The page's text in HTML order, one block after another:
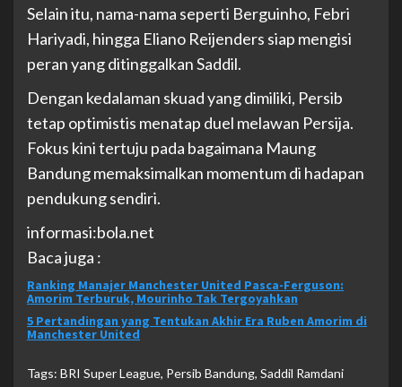
Selain itu, nama-nama seperti Berguinho, Febri
Hariyadi, hingga Eliano Reijenders siap mengisi
peran yang ditinggalkan Saddil.
Dengan kedalaman skuad yang dimiliki, Persib
tetap optimistis menatap duel melawan Persija.
Fokus kini tertuju pada bagaimana Maung
Bandung memaksimalkan momentum di hadapan
pendukung sendiri.
informasi:bola.net
Baca juga :
Ranking Manajer Manchester United Pasca-Ferguson:
Amorim Terburuk, Mourinho Tak Tergoyahkan
5 Pertandingan yang Tentukan Akhir Era Ruben Amorim di
Manchester United
Tags: BRI Super League, Persib Bandung, Saddil Ramdani